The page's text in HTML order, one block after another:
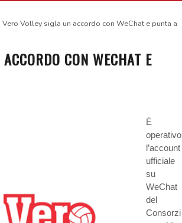
Volley sigla un accordo con WeChat e punta a
CON WECHAT E
È
operativo
l’account
ufficiale
su
WeChat
del
Consorzi